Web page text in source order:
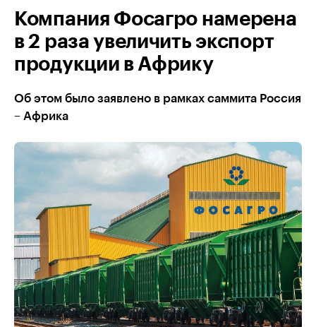
Компания Фосагро намерена
в 2 раза увеличить экспорт
продукции в Африку
Об этом было заявлено в рамках саммита Россия
– Африка